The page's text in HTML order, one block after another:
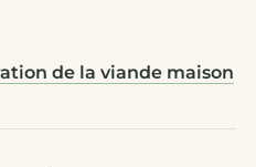
de la viande maison